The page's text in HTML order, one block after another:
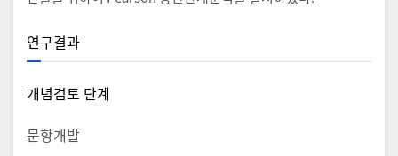
연구결과
개념검토 단계
문항개발